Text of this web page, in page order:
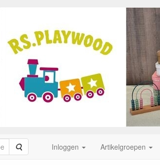
Zoeken Inloggen Artikelgroepen